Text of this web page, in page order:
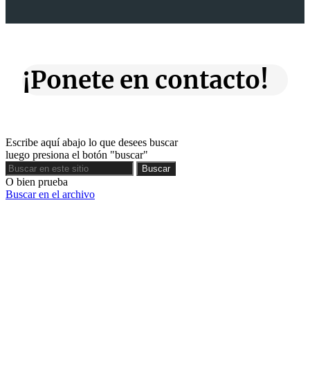
¡Ponete en contacto!
Escribe aquí abajo lo que desees buscar
luego presiona el botón "buscar"
Buscar
Buscar
O bien prueba
Buscar en el archivo